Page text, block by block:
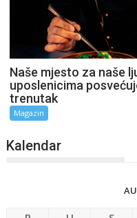
Naše mjesto za naše
uposlenicima
trenutak
Magazin
Kalendar